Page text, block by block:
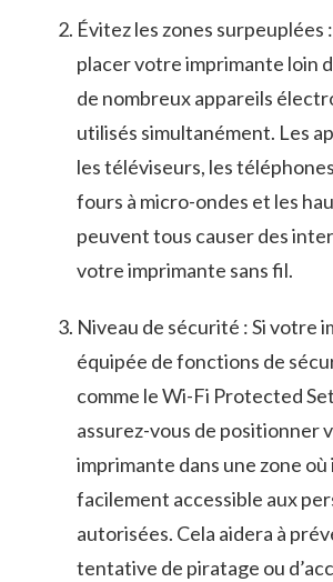
Évitez les zones ‍surpeuplées
placer votre imprimante loin
de⁣ nombreux appareils
utilisés simultanément. Les
​les téléviseurs, ⁣les
fours à micro-ondes​ et les
peuvent tous causer des
votre imprimante sans fil.
Niveau de ⁤sécurité : ​Si votre
équipée de fonctions de
comme le Wi-Fi ‍Protected
assurez-vous de positionner
imprimante dans⁢ une zone où
⁤facilement accessible aux
autorisées. Cela aidera à
tentative de‍ piratage ou